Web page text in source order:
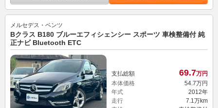
メルセデス・ベンツ
Bクラス B180 ブルーエフィシェンシー スポーツ 車検整備付 純
正ナビ Bluetooth ETC
支払総額 69.7万円
本体価格
54.7万円
年式
2012年
走行
7.1万km